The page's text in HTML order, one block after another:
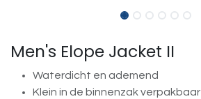
Men's Elope Jacket II
Waterdicht en ademend
Klein in de binnenzak verpakbaar